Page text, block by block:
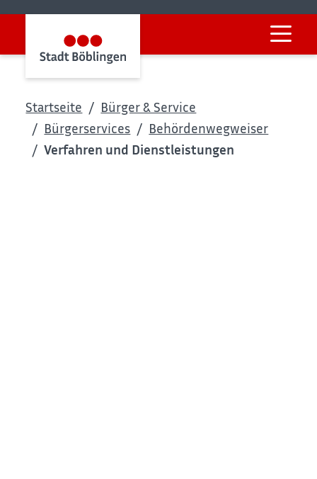
Startseite
Bürger & Service
Bürgerservices
Behördenwegweiser
Verfahren und Dienstleistungen